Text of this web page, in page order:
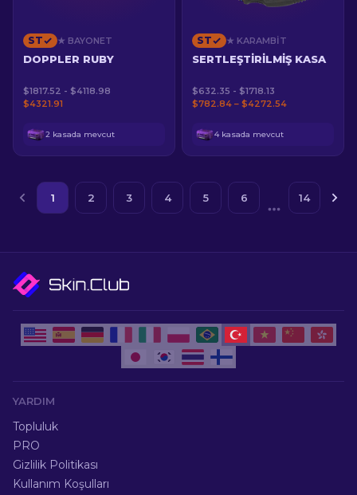
ST ★ BAYONET
DOPPLER RUBY
$1817.52 - $4118.98
$4321.91
2 kasada mevcut
ST ★ KARAMBIT
SERTLEŞTIRILMIŞ KASA
$632.35 - $1718.13
$782.84 – $4272.54
4 kasada mevcut
1 2 3 4 5 6 14
YARDIM
Topluluk
PRO
Gizlilik Politikası
Kullanım Koşulları